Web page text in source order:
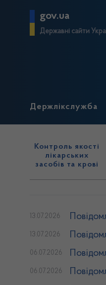
gov.ua
Державні сайти
Держлікслужба
Контроль якості
лікарських
засобів та крові
13.07.2026
13.07.2026
06.07.2026
06.07.2026